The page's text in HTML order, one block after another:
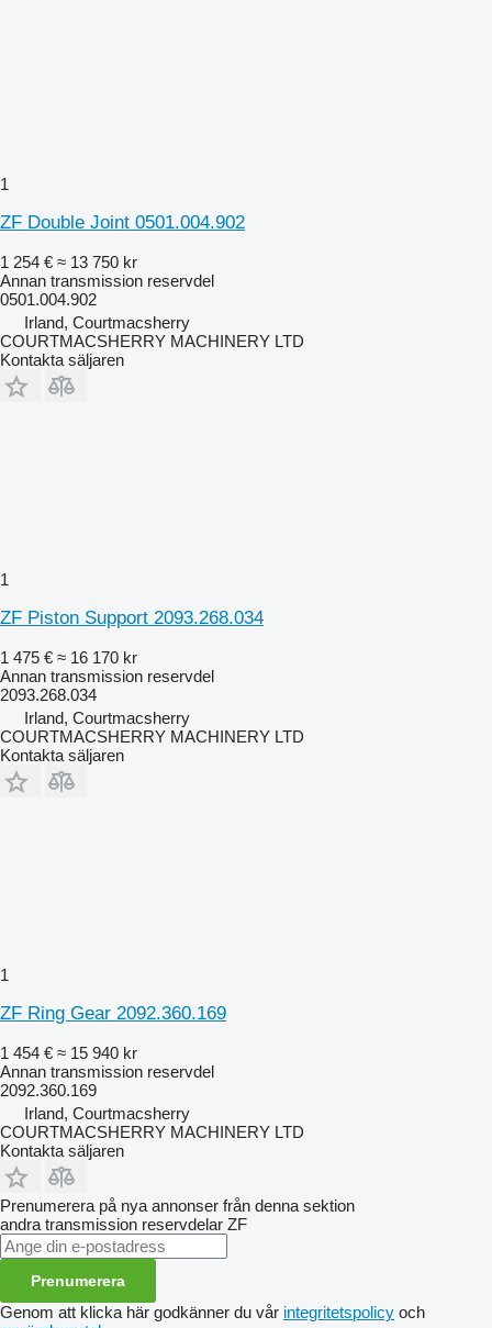
1
ZF Double Joint 0501.004.902
1 254 € ≈ 13 750 kr
Annan transmission reservdel
0501.004.902
Irland, Courtmacsherry
COURTMACSHERRY MACHINERY LTD
Kontakta säljaren
1
ZF Piston Support 2093.268.034
1 475 € ≈ 16 170 kr
Annan transmission reservdel
2093.268.034
Irland, Courtmacsherry
COURTMACSHERRY MACHINERY LTD
Kontakta säljaren
1
ZF Ring Gear 2092.360.169
1 454 € ≈ 15 940 kr
Annan transmission reservdel
2092.360.169
Irland, Courtmacsherry
COURTMACSHERRY MACHINERY LTD
Kontakta säljaren
Prenumerera på nya annonser från denna sektion
andra transmission reservdelar ZF
Prenumerera
Genom att klicka här godkänner du vår integritetspolicy och